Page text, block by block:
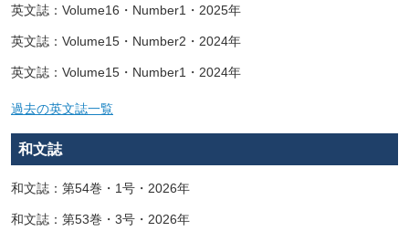
英文誌：Volume16・Number1・2025年
英文誌：Volume15・Number2・2024年
英文誌：Volume15・Number1・2024年
過去の英文誌一覧
和文誌
和文誌：第54巻・1号・2026年
和文誌：第53巻・3号・2026年